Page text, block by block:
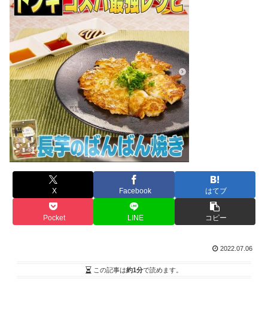
X Facebook はてブ
Pocket LINE コピー
2022.07.06
この記事は約1分で読めます。